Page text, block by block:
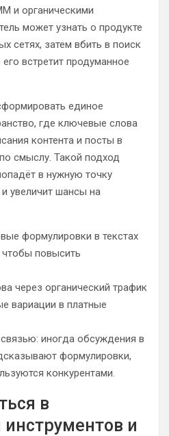
и органическими
может узнать о продукте
сетях, затем вбить в поиск
встретит продуманное
единое
где ключевые слова
контента и посты в
смыслу. Такой подход
в нужную точку
увеличит шансы на
формулировки в текстах
чтобы повысить
через органический трафик
вариации в платные
иногда обсуждения в
формулировки,
конкурентами.
в
и